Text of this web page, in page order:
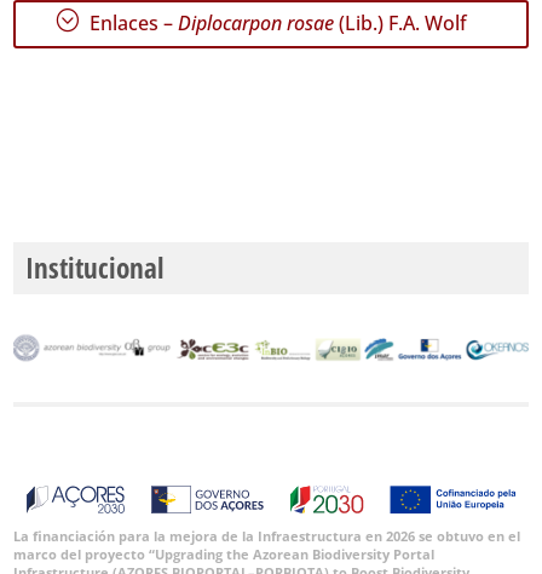
; Enlaces –Diplocarpon rosae(Lib.) F.A. Wolf
Institucional
La financiación para la mejora de la Infraestructura en 2026 se obtuvo en el
marco del proyecto “Upgrading the Azorean Biodiversity Portal